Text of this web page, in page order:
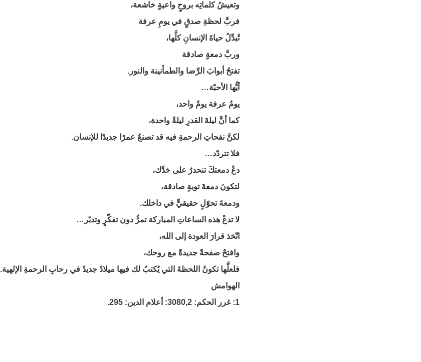
وتعيشُ كلماتِه بروحٍ واعيةٍ خاشعة،
فربَّ لحظةِ صدقٍ في يومِ عرفة
تُبدِّلُ حياةَ الإنسانِ كلَّها،
وربَّ دمعةٍ صادقة
تفتحُ أبوابَ الرِّضا والطمأنينة والنور.
أيُّها الأحبّة…
يومُ عرفة يومٌ واحد،
كما أنَّ ليلةَ القدرِ ليلةٌ واحدة،
لكنَّ نفحاتِ الرحمةِ فيه قد تصنعُ عمرًا جديدًا للإنسان.
فلا تتردّد…
دعْ دمعتكَ تنحدرُ على خدِّك،
لتكونَ دمعةَ توبةٍ صادقة،
ودمعةَ تحوّلٍ حقيقيٍّ في داخلك.
لا تدعْ هذه الساعاتِ المباركة تمرُّ دون تفكّرٍ وتدبّر…
اتّخذ قرارَ العودة إلى الله،
وافتحْ صفحةً جديدةً مع روحك،
فلعلَّها تكونُ اللحظةَ التي يُكتبُ لك فيها ميلادٌ جديدٌ في رحابِ الرحمةِ الإلهية.
الهوامش
1: غرر الحكم: 3080,2: أعلام الدين: 295.